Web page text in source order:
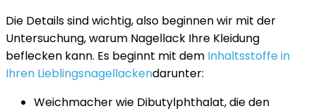
Die Details sind wichtig, also beginnen wir mit der
Untersuchung, warum Nagellack Ihre Kleidung
beflecken kann. Es beginnt mit dem Inhaltsstoffe in
Ihren Lieblingsnagellackendarunter:
Weichmacher wie Dibutylphthalat, die den